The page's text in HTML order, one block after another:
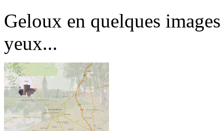
Geloux en quelques
yeux...